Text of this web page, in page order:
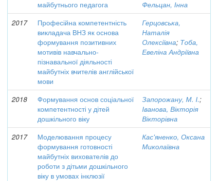
майбутнього педагога
Фельцан, Інна
2017
Професійна компетентність
викладача ВНЗ як основа
формування позитивних
мотивів навчально-
пізнавальної діяльності
майбутніх вчителів англійської
мови
Герцовська,
Наталія
Олексіївна; Тоба,
Евеліна Андріївна
2018
Формування основ соціальної
компетентності у дітей
дошкільного віку
Запорожану, М. І.;
Іванова, Вікторія
Вікторівна
2017
Моделювання процесу
формування готовності
майбутніх вихователів до
роботи з дітьми дошкільного
віку в умовах інклюзії
Кас'яненко, Оксана
Миколаївна